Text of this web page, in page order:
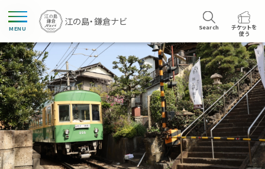
MENU Search
チケットを
使う